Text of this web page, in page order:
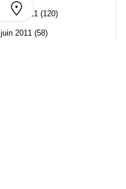
juillet 2011 (120)
juin 2011 (58)